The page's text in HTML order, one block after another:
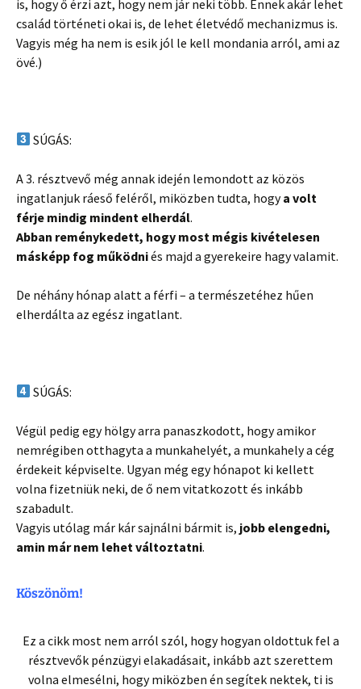
is, hogy ő érzi azt, hogy nem jár neki több. Ennek akár lehet
család történeti okai is, de lehet életvédő mechanizmus is.
Vagyis még ha nem is esik jól le kell mondania arról, ami az
övé.)
SÚGÁS:
A 3. résztvevő még annak idején lemondott az közös
ingatlanjuk ráeső feléről, miközben tudta, hogya volt
férje mindig mindent elherdál.
Abban reménykedett, hogy most mégis kivételesen
másképp fog működniés majd a gyerekeire hagy valamit.
De néhány hónap alatt a férfi – a természetéhez hűen
elherdálta az egész ingatlant.
SÚGÁS:
Végül pedig egy hölgy arra panaszkodott, hogy amikor
nemrégiben otthagyta a munkahelyét, a munkahely a cég
érdekeit képviselte. Ugyan még egy hónapot ki kellett
volna fizetniük neki, de ő nem vitatkozott és inkább
szabadult.
Vagyis utólag már kár sajnálni bármit is, jobb elengedni,
amin már nem lehet változtatni.
Köszönöm!
Ez a cikk most nem arról szól, hogy hogyan oldottuk fel a
résztvevők pénzügyi elakadásait, inkább azt szerettem
volna elmesélni, hogy miközben én segítek nektek, ti is